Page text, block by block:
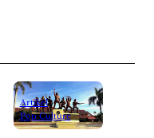
Artikel
Pop Culture